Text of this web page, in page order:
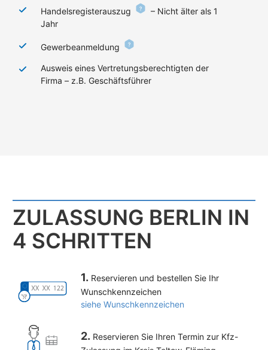
Handelsregisterauszug
– Nicht älter als 1
Jahr
Gewerbeanmeldung
Ausweis eines Vertretungsberechtigten der
Firma – z.B. Geschäftsführer
ZULASSUNG BERLIN IN
4 SCHRITTEN
1. Reservieren und bestellen Sie Ihr
Wunschkennzeichen
siehe Wunschkennzeichen
2. Reservieren Sie Ihren Termin zur Kfz-